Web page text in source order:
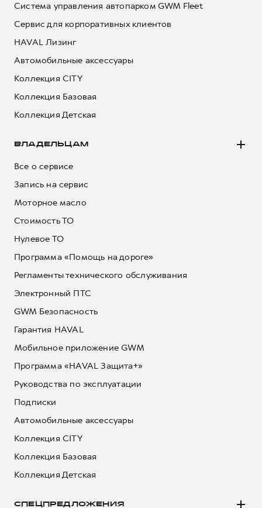
Система управления автопарком GWM Fleet
Сервис для корпоративных клиентов
HAVAL Лизинг
Автомобильные аксессуары
Коллекция CITY
Коллекция Базовая
Коллекция Детская
ВЛАДЕЛЬЦАМ
Все о сервисе
Запись на сервис
Моторное масло
Стоимость ТО
Нулевое ТО
Программа «Помощь на дороге»
Регламенты технического обслуживания
Электронный ПТС
GWM Безопасность
Гарантия HAVAL
Мобильное приложение GWM
Программа «HAVAL Защита+»
Руководства по эксплуатации
Подписки
Автомобильные аксессуары
Коллекция CITY
Коллекция Базовая
Коллекция Детская
СПЕЦПРЕДЛОЖЕНИЯ